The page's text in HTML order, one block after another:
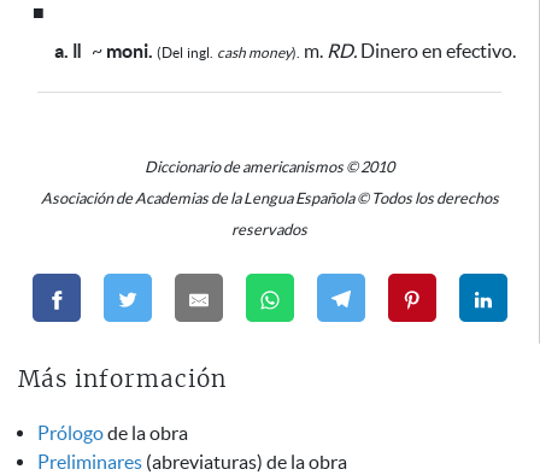
■
a. ǁ ~ moni. (Del ingl. cash money). m. RD. Dinero en efectivo.
Diccionario de americanismos © 2010
Asociación de Academias de la Lengua Española © Todos los derechos
reservados
Más información
Prólogode la obra
Preliminares (abreviaturas) de la obra